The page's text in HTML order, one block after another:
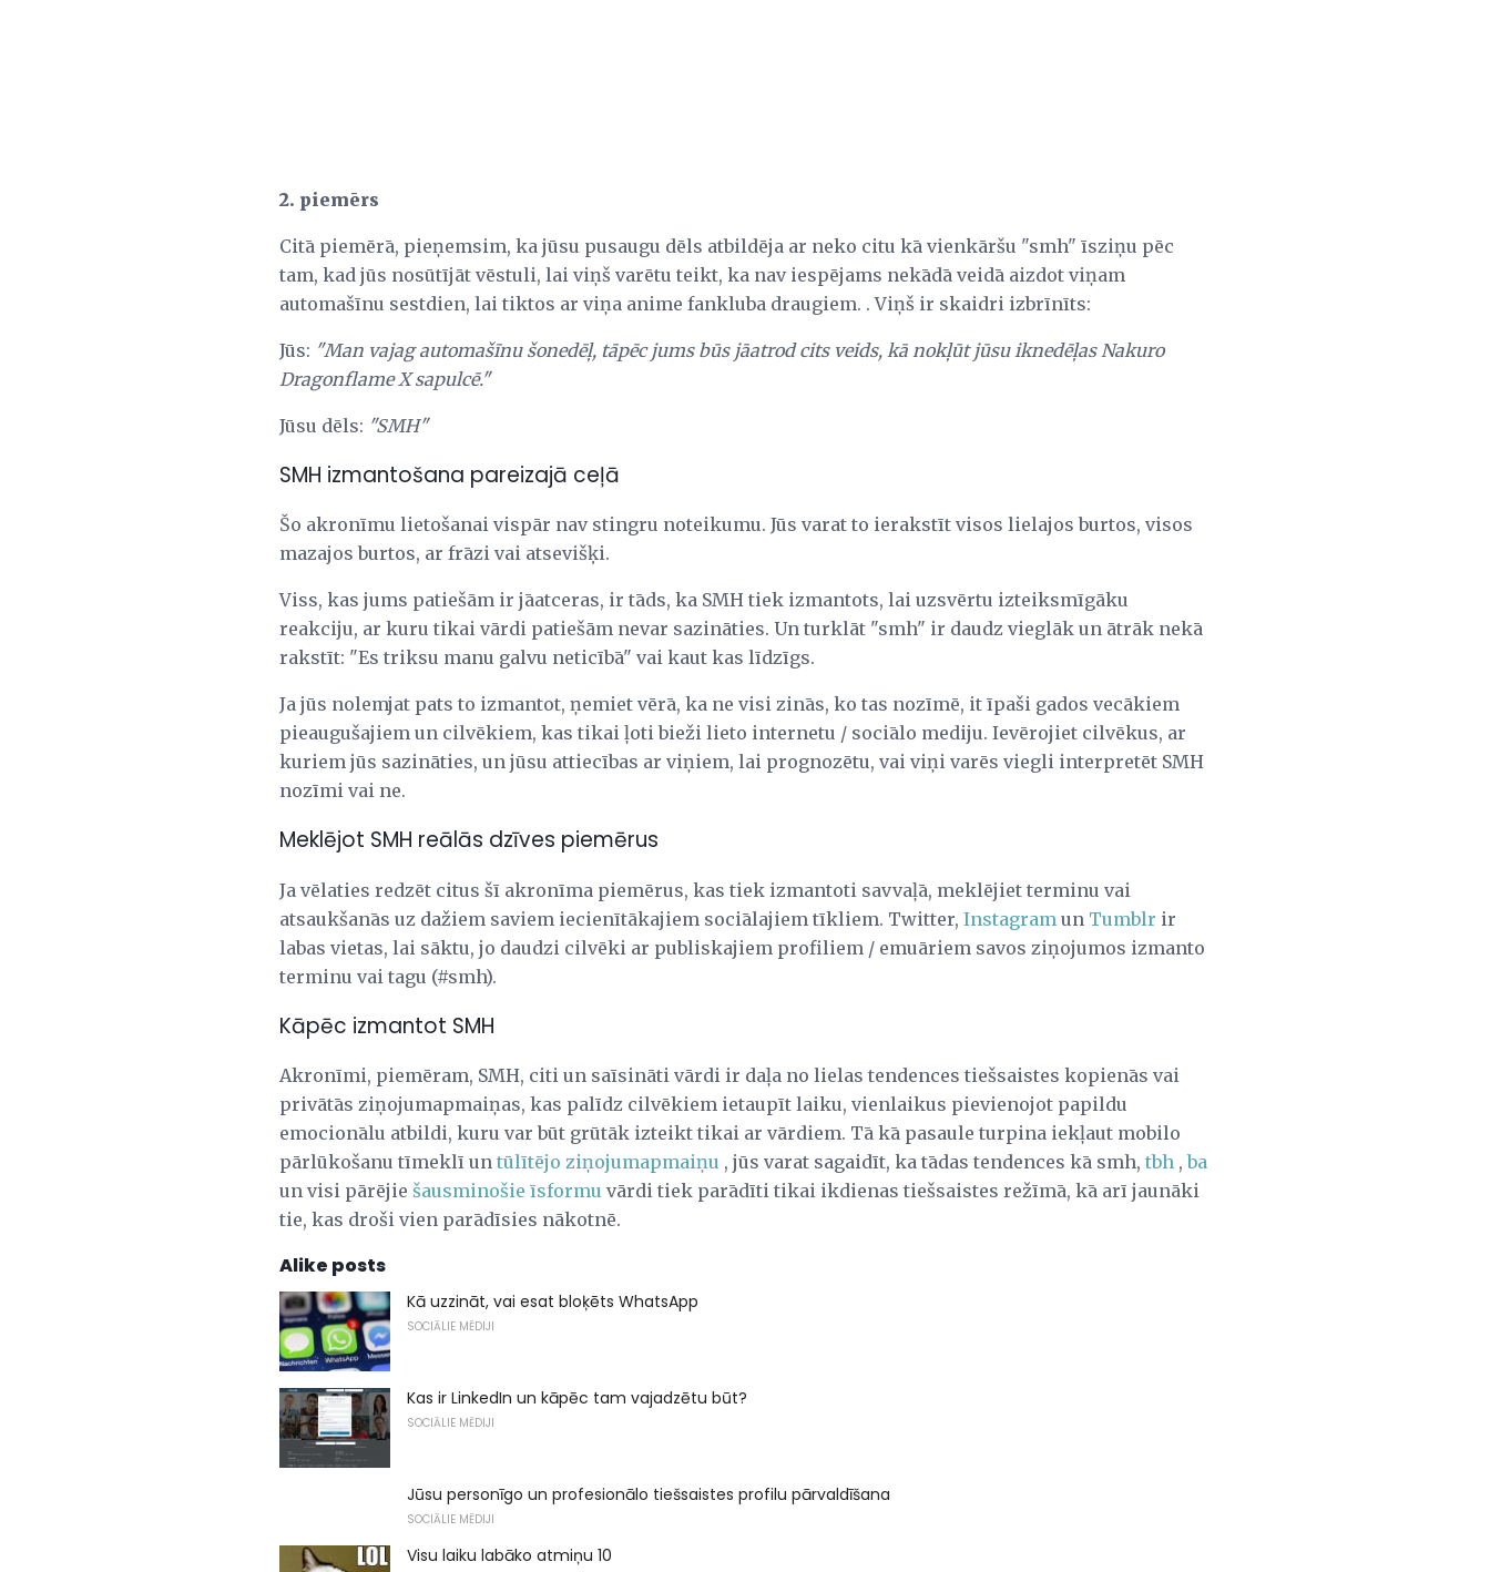
2. piemērs
Citā piemērā, pieņemsim, ka jūsu pusaugu dēls atbildēja ar neko citu kā vienkāršu "smh" īsziņu pēc
tam, kad jūs nosūtījāt vēstuli, lai viņš varētu teikt, ka nav iespējams nekādā veidā aizdot viņam
automašīnu sestdien, lai tiktos ar viņa anime fankluba draugiem. . Viņš ir skaidri izbrīnīts:
Jūs: "Man vajag automašīnu šonedēļ, tāpēc jums būs jāatrod cits veids, kā nokļūt jūsu iknedēļas Nakuro
Dragonflame X sapulcē."
Jūsu dēls: "SMH"
SMH izmantošana pareizajā ceļā
Šo akronīmu lietošanai vispār nav stingru noteikumu. Jūs varat to ierakstīt visos lielajos burtos, visos
mazajos burtos, ar frāzi vai atsevišķi.
Viss, kas jums patiešām ir jāatceras, ir tāds, ka SMH tiek izmantots, lai uzsvērtu izteiksmīgāku
reakciju, ar kuru tikai vārdi patiešām nevar sazināties. Un turklāt "smh" ir daudz vieglāk un ātrāk nekā
rakstīt: "Es triksu manu galvu neticībā" vai kaut kas līdzīgs.
Ja jūs nolemjat pats to izmantot, ņemiet vērā, ka ne visi zinās, ko tas nozīmē, it īpaši gados vecākiem
pieaugušajiem un cilvēkiem, kas tikai ļoti bieži lieto internetu / sociālo mediju. Ievērojiet cilvēkus, ar
kuriem jūs sazināties, un jūsu attiecības ar viņiem, lai prognozētu, vai viņi varēs viegli interpretēt SMH
nozīmi vai ne.
Meklējot SMH reālās dzīves piemērus
Ja vēlaties redzēt citus šī akronīma piemērus, kas tiek izmantoti savvaļā, meklējiet terminu vai
atsaukšanās uz dažiem saviem iecienītākajiem sociālajiem tīkliem. Twitter, Instagram un Tumblr ir
labas vietas, lai sāktu, jo daudzi cilvēki ar publiskajiem profiliem / emuāriem savos ziņojumos izmanto
terminu vai tagu (#smh).
Kāpēc izmantot SMH
Akronīmi, piemēram, SMH, citi un saīsināti vārdi ir daļa no lielas tendences tiešsaistes kopienās vai
privātās ziņojumapmaiņas, kas palīdz cilvēkiem ietaupīt laiku, vienlaikus pievienojot papildu
emocionālu atbildi, kuru var būt grūtāk izteikt tikai ar vārdiem. Tā kā pasaule turpina iekļaut mobilo
pārlūkošanu tīmeklī un tūlītējo ziņojumapmaiņu , jūs varat sagaidīt, ka tādas tendences kā smh, tbh ,ba
un visi pārējie šausminošie īsformu vārdi tiek parādīti tikai ikdienas tiešsaistes režīmā, kā arī jaunāki
tie, kas droši vien parādīsies nākotnē.
Alike posts
Kā uzzināt, vai esat bloķēts WhatsApp
SOCIĀLIE MĒDIJI
Kas ir LinkedIn un kāpēc tam vajadzētu būt?
SOCIĀLIE MĒDIJI
Jūsu personīgo un profesionālo tiešsaistes profilu pārvaldīšana
SOCIĀLIE MĒDIJI
Visu laiku labāko atmiņu 10